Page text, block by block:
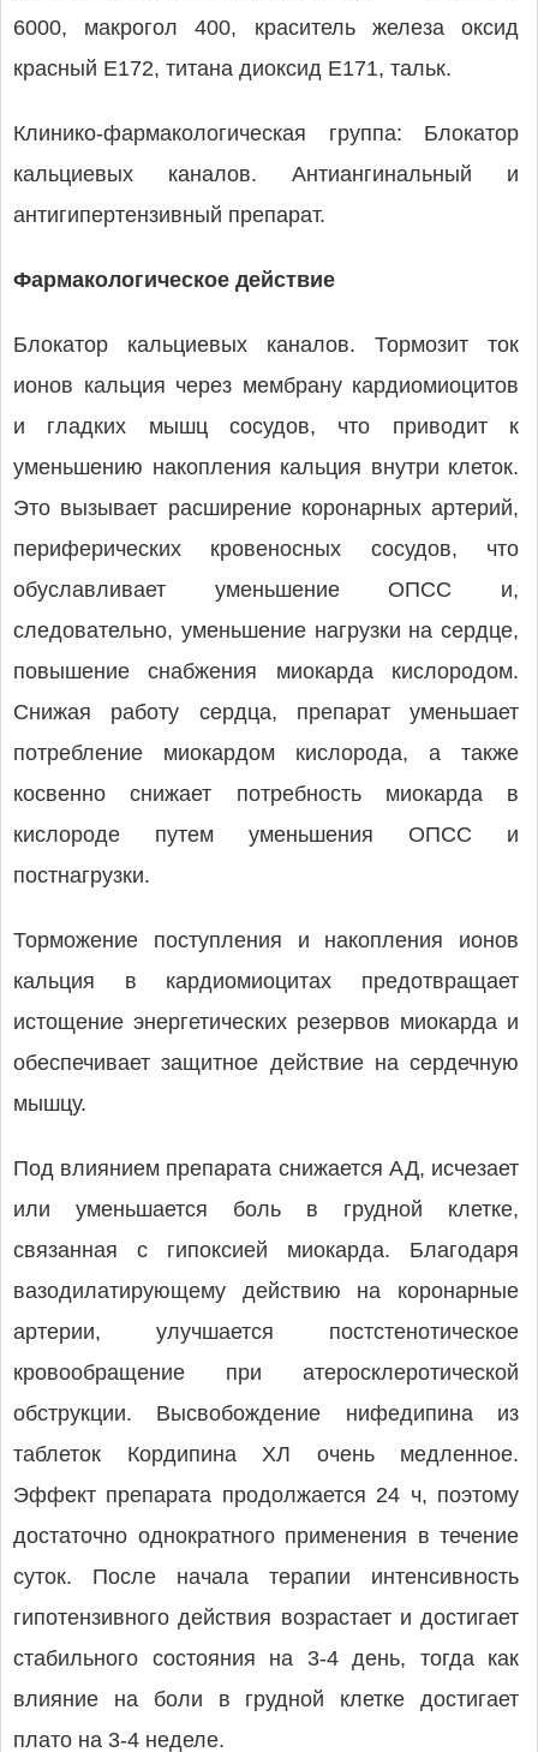
6000, макрогол 400, краситель железа оксид
красный Е172, титана диоксид Е171, тальк.
Клинико-фармакологическая группа: Блокатор
кальциевых каналов. Антиангинальный и
антигипертензивный препарат.
Фармакологическое действие
Блокатор кальциевых каналов. Тормозит ток
ионов кальция через мембрану кардиомиоцитов
и гладких мышц сосудов, что приводит к
уменьшению накопления кальция внутри клеток.
Это вызывает расширение коронарных артерий,
периферических кровеносных сосудов, что
обуславливает уменьшение ОПСС и,
следовательно, уменьшение нагрузки на сердце,
повышение снабжения миокарда кислородом.
Снижая работу сердца, препарат уменьшает
потребление миокардом кислорода, а также
косвенно снижает потребность миокарда в
кислороде путем уменьшения ОПСС и
постнагрузки.
Торможение поступления и накопления ионов
кальция в кардиомиоцитах предотвращает
истощение энергетических резервов миокарда и
обеспечивает защитное действие на сердечную
мышцу.
Под влиянием препарата снижается АД, исчезает
или уменьшается боль в грудной клетке,
связанная с гипоксией миокарда. Благодаря
вазодилатирующему действию на коронарные
артерии, улучшается постстенотическое
кровообращение при атеросклеротической
обструкции. Высвобождение нифедипина из
таблеток Кордипина ХЛ очень медленное.
Эффект препарата продолжается 24 ч, поэтому
достаточно однократного применения в течение
суток. После начала терапии интенсивность
гипотензивного действия возрастает и достигает
стабильного состояния на 3-4 день, тогда как
влияние на боли в грудной клетке достигает
плато на 3-4 неделе.